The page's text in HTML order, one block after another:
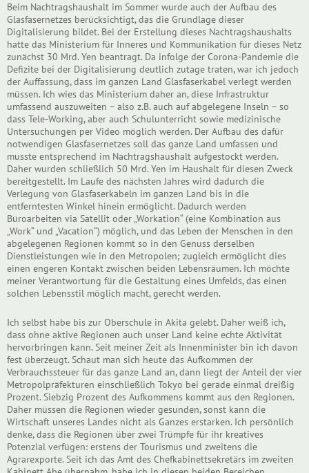
Beim Nachtragshaushalt im Sommer wurde auch der Aufbau des
Glasfasernetzes berücksichtigt, das die Grundlage dieser
Digitalisierung bildet. Bei der Erstellung dieses Nachtragshaushalts
hatte das Ministerium für Inneres und Kommunikation für dieses Netz
zunächst 30 Mrd. Yen beantragt. Da infolge der Corona-Pandemie die
Defizite bei der Digitalisierung deutlich zutage traten, war ich jedoch
der Auffassung, dass im ganzen Land Glasfaserkabel verlegt werden
müssen. Ich wies das Ministerium daher an, diese Infrastruktur
umfassend auszuweiten – also z.B. auch auf abgelegene Inseln – so
dass Tele-Working, aber auch Schulunterricht sowie medizinische
Untersuchungen per Video möglich werden. Der Aufbau des dafür
notwendigen Glasfasernetzes soll das ganze Land umfassen und
musste entsprechend im Nachtragshaushalt aufgestockt werden.
Daher wurden schließlich 50 Mrd. Yen im Haushalt für diesen Zweck
bereitgestellt. Im Laufe des nächsten Jahres wird dadurch die
Verlegung von Glasfaserkabeln im ganzen Land bis in die
entferntesten Winkel hinein ermöglicht. Dadurch werden
Büroarbeiten via Satellit oder „Workation“ (eine Kombination aus
„Work“ und „Vacation“) möglich, und das Leben der Menschen in den
abgelegenen Regionen kommt so in den Genuss derselben
Dienstleistungen wie in den Metropolen; zugleich ermöglicht dies
einen engeren Kontakt zwischen beiden Lebensräumen. Ich möchte
meiner Verantwortung für die Gestaltung eines Umfelds, das einen
solchen Lebensstil möglich macht, gerecht werden.
Ich selbst habe bis zur Oberschule in Akita gelebt. Daher weiß ich,
dass ohne aktive Regionen auch unser Land keine echte Aktivität
hervorbringen kann. Seit meiner Zeit als Innenminister bin ich davon
fest überzeugt. Schaut man sich heute das Aufkommen der
Verbrauchssteuer für das ganze Land an, dann liegt der Anteil der vier
Metropolpräfekturen einschließlich Tokyo bei gerade einmal dreißig
Prozent. Siebzig Prozent des Aufkommens kommt aus den Regionen.
Daher müssen die Regionen wieder gesunden, sonst kann die
Wirtschaft unseres Landes nicht als Ganzes erstarken. Ich persönlich
denke, dass die Regionen über zwei Trümpfe für ihr kreatives
Potenzial verfügen: erstens der Tourismus und zweitens die
Agrarexporte. Seit ich das Amt des Chefkabinettsekretärs im zweiten